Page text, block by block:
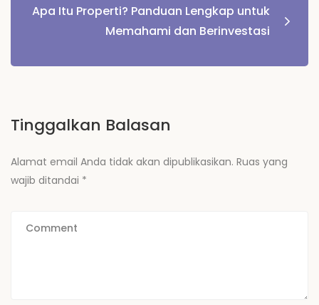
Apa Itu Properti? Panduan Lengkap untuk
Memahami dan Berinvestasi
Tinggalkan Balasan
Alamat email Anda tidak akan dipublikasikan. Ruas yang
wajib ditandai *